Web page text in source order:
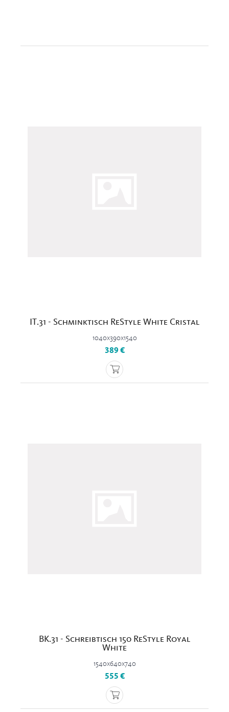
IT.31 - Schminktisch ReStyle White Cristal
1040x390x1540
389 €
BK.31 - Schreibtisch 150 ReStyle Royal
White
1540x640x740
555 €